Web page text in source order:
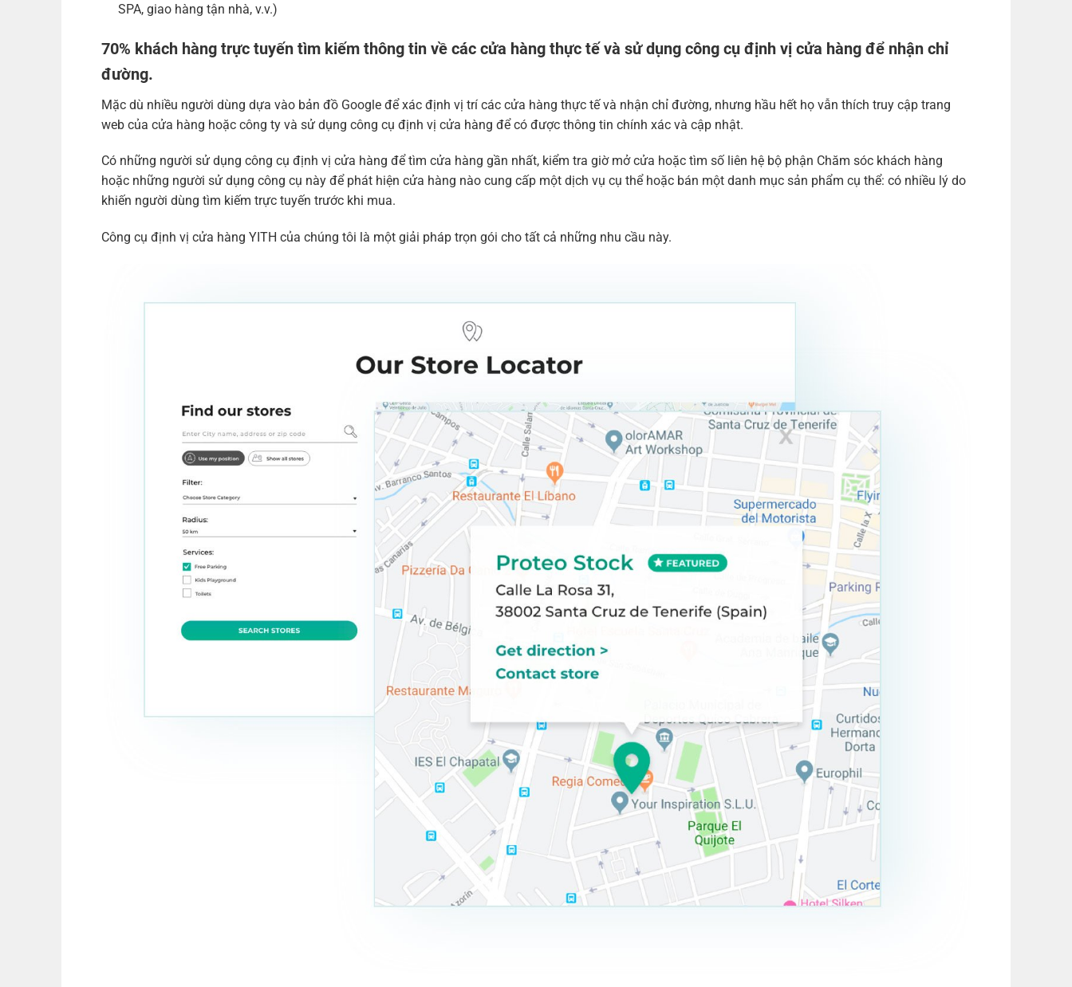
SPA, giao hàng tận nhà, v.v.)
70% khách hàng trực tuyến tìm kiếm thông tin về các cửa hàng thực tế và sử dụng công cụ định vị cửa hàng để nhận chỉ
đường.
Mặc dù nhiều người dùng dựa vào bản đồ Google để xác định vị trí các cửa hàng thực tế và nhận chỉ đường, nhưng hầu hết họ vẫn thích truy cập trang
web của cửa hàng hoặc công ty và sử dụng công cụ định vị cửa hàng để có được thông tin chính xác và cập nhật.
Có những người sử dụng công cụ định vị cửa hàng để tìm cửa hàng gần nhất, kiểm tra giờ mở cửa hoặc tìm số liên hệ bộ phận Chăm sóc khách hàng
hoặc những người sử dụng công cụ này để phát hiện cửa hàng nào cung cấp một dịch vụ cụ thể hoặc bán một danh mục sản phẩm cụ thể: có nhiều lý do
khiến người dùng tìm kiếm trực tuyến trước khi mua.
Công cụ định vị cửa hàng YITH của chúng tôi là một giải pháp trọn gói cho tất cả những nhu cầu này.